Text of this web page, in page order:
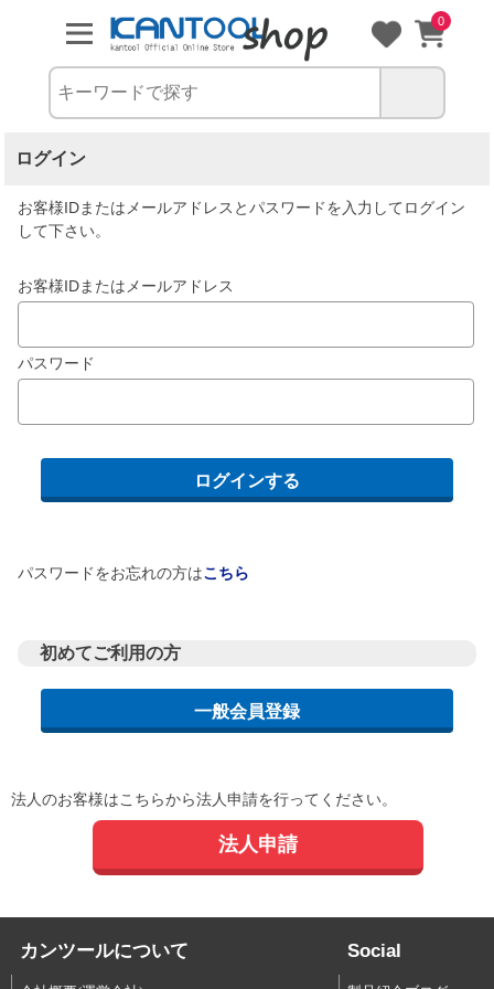
0
ログイン
お客様IDまたはメールアドレス とパスワードを入力してログイン
して下さい。
お客様IDまたはメールアドレス
パスワード
パスワードをお忘れの方はこちら
初めてご利用の方
法人のお客様はこちらから法人申請を行ってください。
法人申請
カンツールについて Social